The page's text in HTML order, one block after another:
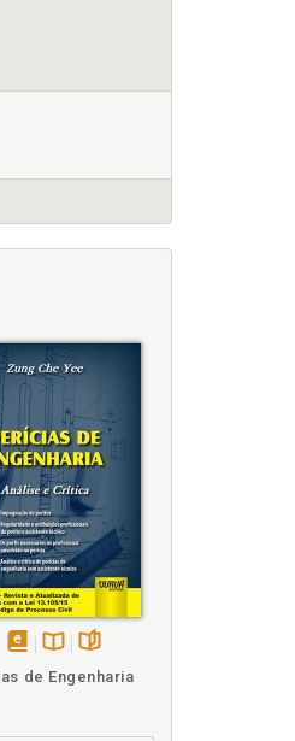
disponívelDisponível
páginas
de Engenharia